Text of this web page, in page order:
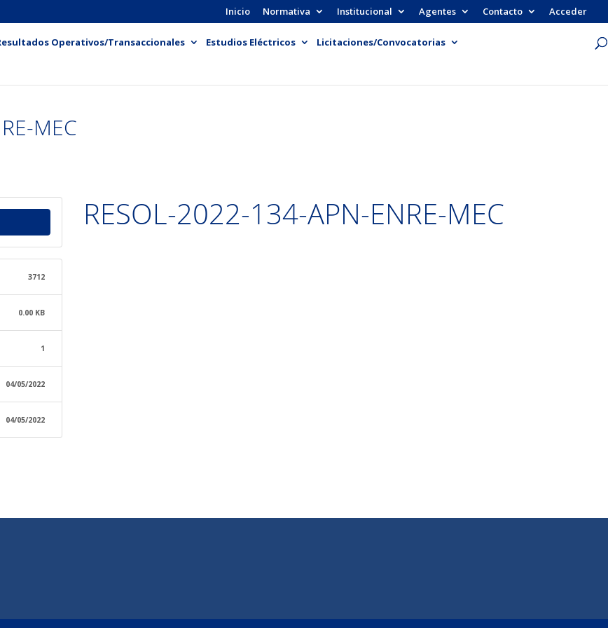
Inicio Normativa Institucional Agentes Contacto Acceder
Operativos/Transaccionales Estudios Eléctricos
Licitaciones/Convocatorias
MEC
3712
0.00 KB
1
04/05/2022
04/05/2022
RESOL-2022-134-APN-ENRE-MEC